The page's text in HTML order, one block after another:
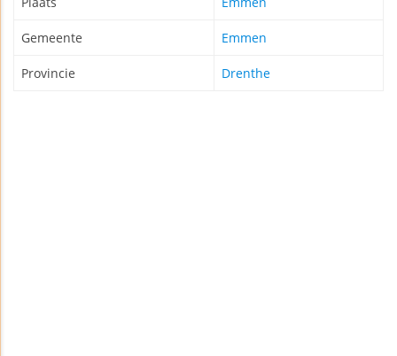
Gemeente Emmen
Provincie Drenthe